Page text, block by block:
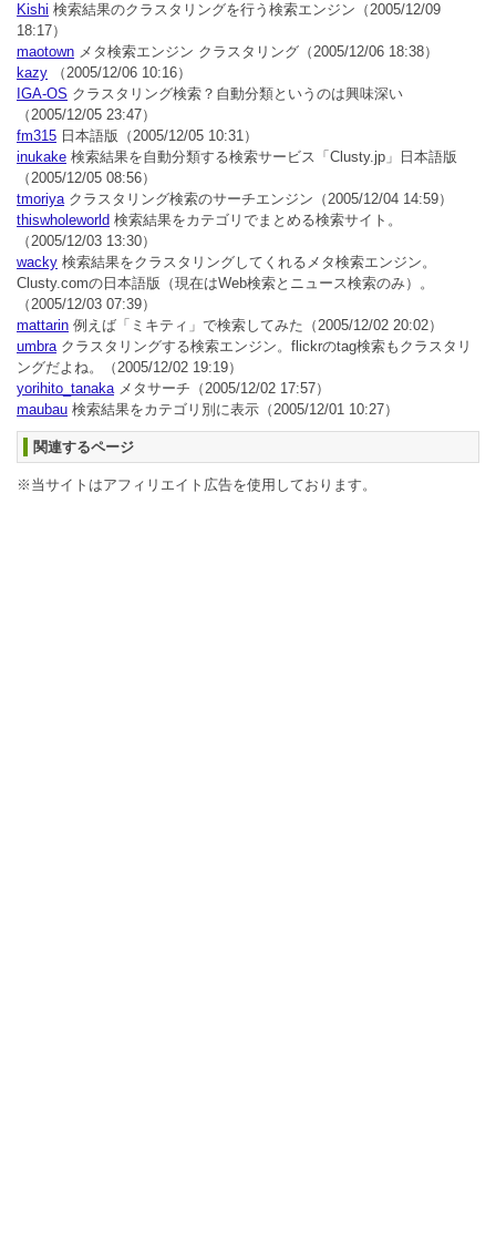
Kishi 検索結果のクラスタリングを行う検索エンジン （2005/12/09
18:17）
maotown メタ検索エンジン クラスタリング （2005/12/06 18:38）
kazy
（2005/12/06 10:16）
IGA-OS クラスタリング検索？自動分類というのは興味深い
（2005/12/05 23:47）
fm315 日本語版 （2005/12/05 10:31）
inukake 検索結果を自動分類する検索サービス「Clusty.jp」日本語版
（2005/12/05 08:56）
tmoriyaクラスタリング検索のサーチエンジン （2005/12/04 14:59）
thiswholeworld 検索結果をカテゴリでまとめる検索サイト。
（2005/12/03 13:30）
wacky 検索結果をクラスタリングしてくれるメタ検索エンジン。
Clusty.comの日本語版（現在はWeb検索とニュース検索のみ）。
（2005/12/03 07:39）
mattarin 例えば「ミキティ」で検索してみた （2005/12/02 20:02）
umbraクラスタリングする検索エンジン。flickrのtag検索もクラスタリ
ングだよね。
（2005/12/02 19:19）
yorihito_tanakaメタサーチ （2005/12/02 17:57）
maubau 検索結果をカテゴリ別に表示 （2005/12/01 10:27）
関連するページ
※当サイトはアフィリエイト広告を使用しております。